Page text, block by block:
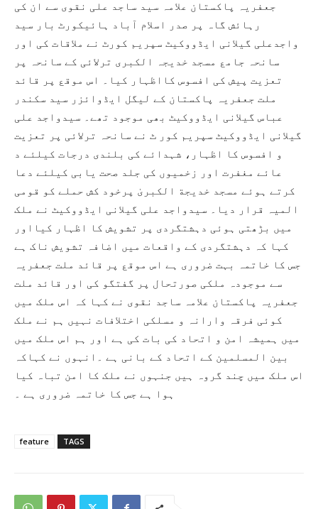
جعفریہ پاکستان علامہ سید ساجد علی نقوی سے ان کی
رہائش گاہ پر صدر اسلام آباد ہائیکورٹ بار سید
واجدعلی گیلانی ایڈووکیٹ سپریم کورٹ نے ملاقات کی اور
سانحہ جامع مسجد خدیجہ الکبری ترلائی کے سانحہ پر
تعزیت پیش کی افسوس کااظہار کیا۔ اس موقع پر قائد
ملت جعفریہ پاکستان کے لیگل ایڈوائزر سید سکندر
عباس گیلانی ایڈووکیٹ بھی موجود تھے۔ سیدواجد علی
گیلانی ایڈووکیٹ سپریم کور ٹ نے سانحہ ترلائی پر تعزیت
و افسوس کا اظہار، شہدائے کی بلندی درجات کیلئے د
عائے مغفرت اور زخمیوں کی جلد صحت یابی کیلئے دعا
کرتے ہوئے مسجد خدیجة الکبریٰ پرخود کش حملے کو قومی
المیہ قرار دیا۔ سیدواجد علی گیلانی ایڈووکیٹ نے ملک
میں بڑھتی ہوئی دہشتگردی پر تشویش کا اظہار کیااور
کہا کہ دہشتگردی کے واقعات میں اضافہ تشویش ناک ہے
جس کا خاتمہ بہت ضروری ہے اس موقع پر قائد ملت جعفریہ
سے موجودہ ملکی صورتحال پر گفتگو کی اور قائد ملت
جعفریہ پاکستان علامہ ساجد نقوی نے کہا کہ اس ملک میں
کوئی فرقہ وارانہ و مسلکی اختلافات نہیں ہم نے ملک
میں ہمیشہ امن و اتحاد کی بات کی ہے اور ہم اس ملک میں
بین المسلمین کے اتحاد کے بانی ہے ۔انہوں نے کہاکہ
اس ملک میں چند گروہ ہیں جنہوں نے ملک کا امن تباہ کیا
ہوا ہے جس کا خاتمہ ضروری ہے ۔
TAGS
feature